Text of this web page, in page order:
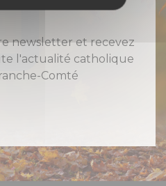
newsletter et recevez
l'actualité catholique
Comté